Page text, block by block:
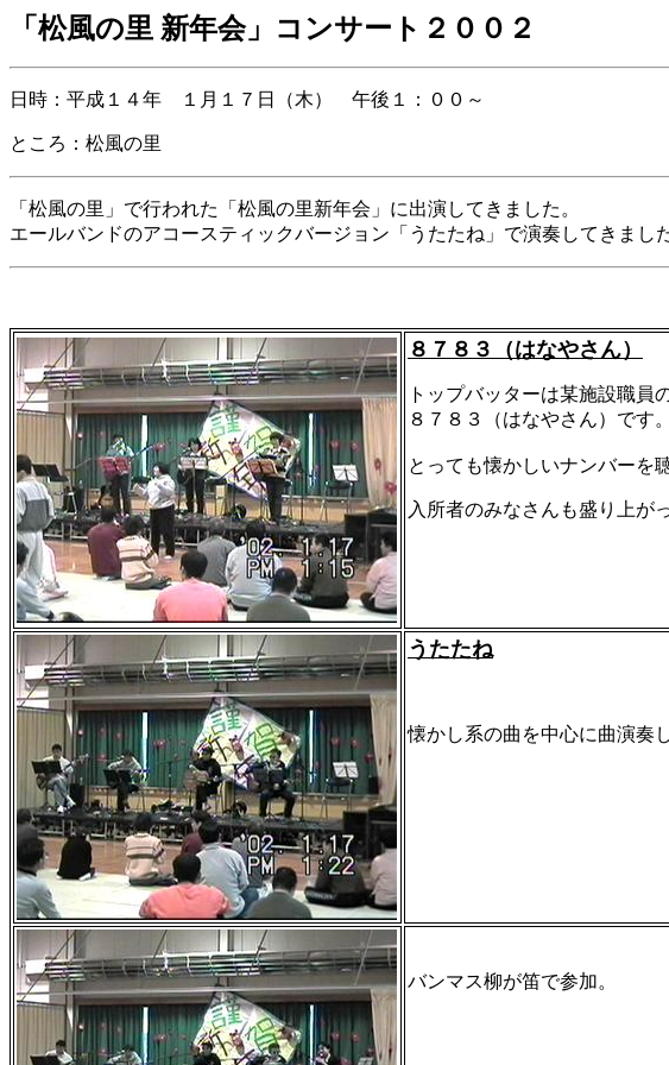
「松風の里 新年会」コンサート２００２
日時：平成１４年 １月１７日（木） 午後１：００～
ところ：松風の里
「松風の里」で行われた「松風の里新年会」に出演してきました。
エールバンドのアコースティックバージョン「うたたね」で演奏してきました
８７８３（はなやさん）
トップバッターは某施設職員
８７８３（はなやさん）です。
とっても懐かしいナンバーを
入所者のみなさんも盛り上が
うたたね
懐かし系の曲を中心に曲演奏
バンマス柳が笛で参加。